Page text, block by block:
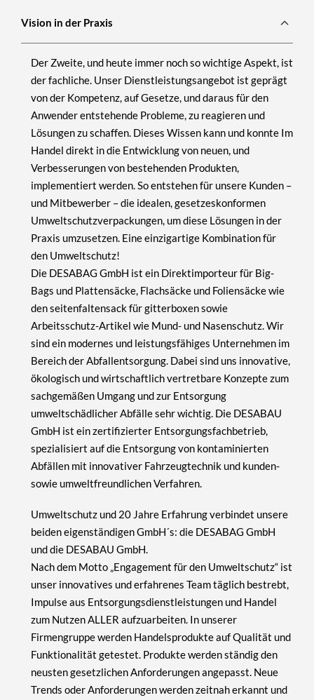
Vision in der Praxis
Der Zweite, und heute immer noch so wichtige Aspekt, ist
der fachliche. Unser Dienstleistungsangebot ist geprägt
von der Kompetenz, auf Gesetze, und daraus für den
Anwender entstehende Probleme, zu reagieren und
Lösungen zu schaffen. Dieses Wissen kann und konnte Im
Handel direkt in die Entwicklung von neuen, und
Verbesserungen von bestehenden Produkten,
implementiert werden. So entstehen für unsere Kunden –
und Mitbewerber – die idealen, gesetzeskonformen
Umweltschutzverpackungen, um diese Lösungen in der
Praxis umzusetzen. Eine einzigartige Kombination für
den Umweltschutz!
Die DESABAG GmbH ist ein Direktimporteur für Big-
Bags und Plattensäcke, Flachsäcke und Foliensäcke wie
den seitenfaltensack für gitterboxen sowie
Arbeitsschutz-Artikel wie Mund- und Nasenschutz. Wir
sind ein modernes und leistungsfähiges Unternehmen im
Bereich der Abfallentsorgung. Dabei sind uns innovative,
ökologisch und wirtschaftlich vertretbare Konzepte zum
sachgemäßen Umgang und zur Entsorgung
umweltschädlicher Abfälle sehr wichtig. Die DESABAU
GmbH ist ein zertifizierter Entsorgungsfachbetrieb,
spezialisiert auf die Entsorgung von kontaminierten
Abfällen mit innovativer Fahrzeugtechnik und kunden-
sowie umweltfreundlichen Verfahren.
Umweltschutz und 20 Jahre Erfahrung verbindet unsere
beiden eigenständigen GmbH´s: die DESABAG GmbH
und die DESABAU GmbH.
Nach dem Motto „Engagement für den Umweltschutz“ ist
unser innovatives und erfahrenes Team täglich bestrebt,
Impulse aus Entsorgungsdienstleistungen und Handel
zum Nutzen ALLER aufzuarbeiten. In unserer
Firmengruppe werden Handelsprodukte auf Qualität und
Funktionalität getestet. Produkte werden ständig den
neusten gesetzlichen Anforderungen angepasst. Neue
Trends oder Anforderungen werden zeitnah erkannt und